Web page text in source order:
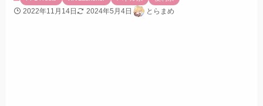
2022年11月14日 2024年5月4日 とらまめ